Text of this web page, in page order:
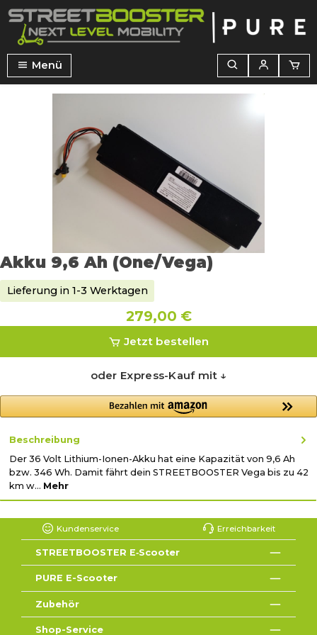
springen
Menü
Akku 9,6 Ah (One/Vega)
Lieferung in 1-3 Werktagen
279,00 €
Jetzt bestellen
oder Express-Kauf mit ↓
Beschreibung
Der 36 Volt Lithium-Ionen-Akku hat eine Kapazität von 9,6 Ah
bzw. 346 Wh. Damit fährt dein STREETBOOSTER Vega bis zu 42
km w… Mehr
Kundenservice Erreichbarkeit
STREETBOOSTER E‑Scooter
PURE E-Scooter
Zubehör
Shop-Service